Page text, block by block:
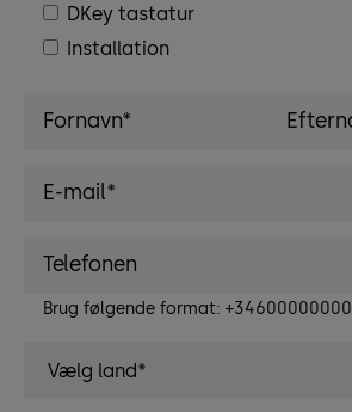
DKey tastatur
Installation
Brug følgende format: +34600000000